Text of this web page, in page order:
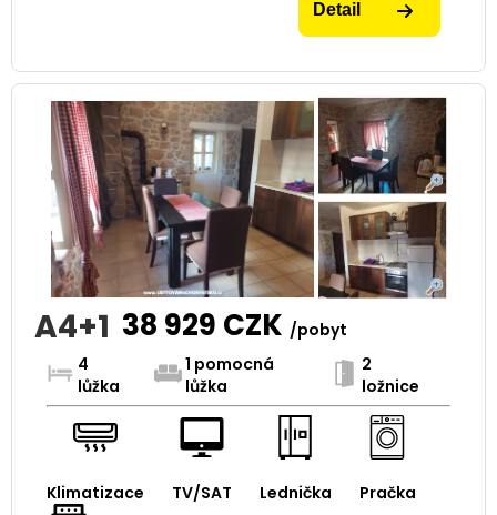
Detail
A4+1 38 929 CZK /pobyt
4
lůžka
1 pomocná
lůžka
2
ložnice
Klimatizace TV/SAT Lednička Pračka